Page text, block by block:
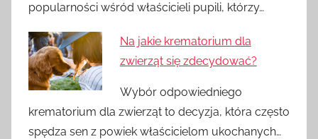
popularności wśród właścicieli pupili, którzy…
Na jakie krematorium dla
zwierząt się zdecydować?
Wybór odpowiedniego
krematorium dla zwierząt to decyzja, która często
spędza sen z powiek właścicielom ukochanych…